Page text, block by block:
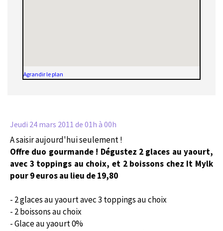
Agrandir le plan
Jeudi 24 mars 2011 de 01h à 00h
A saisir aujourd'hui seulement !
Offre duo gourmande ! Dégustez 2 glaces au yaourt,
avec 3 toppings au choix, et 2 boissons chez It Mylk
pour 9 euros au lieu de 19,80
- 2 glaces au yaourt avec 3 toppings au choix
- 2 boissons au choix
- Glace au yaourt 0%